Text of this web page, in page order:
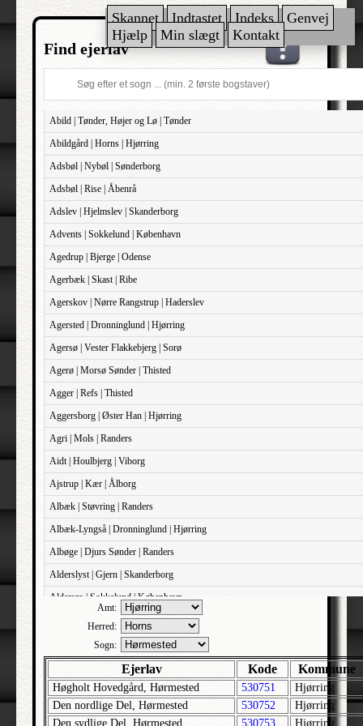
Skannet Indtastet Indeks
Genvej
Hjælp
Min slægt Kontakt
Find ejerlav
Abild | Tønder, Højer og Lø | Tønder
Abildgård | Horns | Hjørring
Adsbøl | Nybøl | Sønderborg
Adsbøl | Rise | Åbenrå
Adslev | Hjelmslev | Skanderborg
Advents | Sokkelund | København
Agedrup | Bjerge | Odense
Agerbæk | Skast | Ribe
Agerskov | Nørre Rangstrup | Haderslev
Agersted | Dronninglund | Hjørring
Agersø | Vester Flakkebjerg | Sorø
Agerø | Morsø Sønder | Thisted
Agger | Refs | Thisted
Aggersborg | Øster Han | Hjørring
Agri | Mols | Randers
Aidt | Houlbjerg | Viborg
Ajstrup | Kær | Ålborg
Albæk | Støvring | Randers
Albæk-Lyngså | Dronninglund | Hjørring
Albøge | Djurs Sønder | Randers
Alderslyst | Gjern | Skanderborg
Aldersro | Sokkelund | København
Allehelgens | Sokkelund | København
Aller | Sønder Tyrstrup | Haderslev
Allerslev | Bårse | Præstø
Allerslev | Voldborg | Roskilde
Allerup | Åsum | Odense
Amt:
Herred:
Sogn:
Ejerlav Kode Kommune
Høgholt Hovedgård, Hørmested 530751
Hjørring
Den nordlige Del, Hørmested
530752
Hjørring
Den sydlige Del, Hørmested
530753 Hjørring